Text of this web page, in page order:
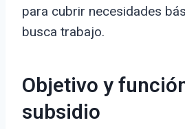
para cubrir necesidades
busca trabajo.
Objetivo y
subsidio